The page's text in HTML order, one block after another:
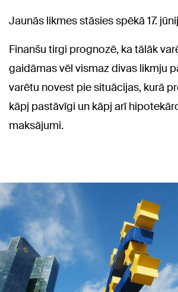
Jaunās likmes stāsies spēkā 17.
Finanšu tirgi prognozē, ka tālāk
gaidāmas vēl vismaz divas likmju
varētu novest pie situācijas, kurā
kāpj pastāvīgi un kāpj arī
maksājumi.